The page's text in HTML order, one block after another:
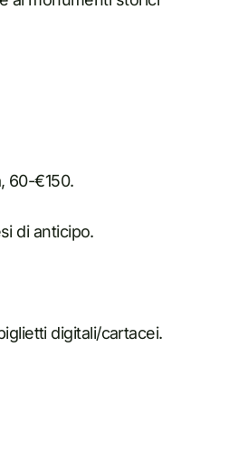
60-€150.
di anticipo.
digitali/cartacei.